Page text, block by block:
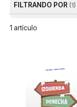
1 artículo
FILTRANDO POR